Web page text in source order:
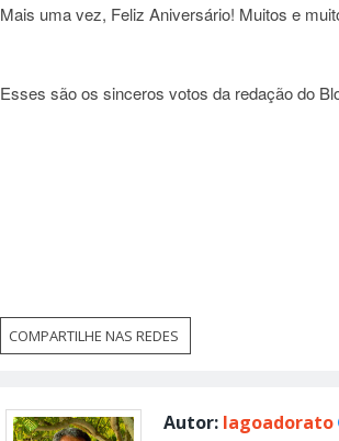
Mais uma vez, Feliz Aniversário! Muitos e
Esses são os sinceros votos da redação do
COMPARTILHE NAS REDES
Autor: lagoadorato